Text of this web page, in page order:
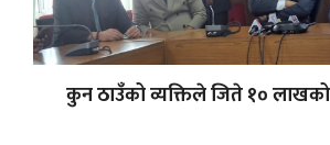
कुन ठाउँको व्यक्तिले जिते १० लाखको